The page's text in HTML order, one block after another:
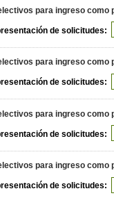
para ingreso como
de solicitudes:
para ingreso como
de solicitudes:
para ingreso como
de solicitudes:
para ingreso como
de solicitudes: